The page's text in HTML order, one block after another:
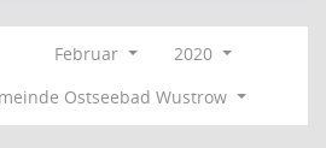
Februar
2020
Ostseebad Wustrow